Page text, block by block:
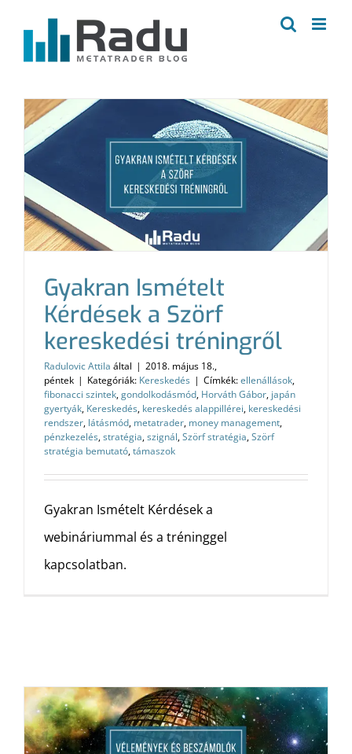
Gyakran Ismételt
Kérdések a Szörf
kereskedési tréningről
Radulovic Attila által | 2018. május 18.,
péntek | Kategóriák: Kereskedés | Címkék:ellenállások,
fibonacci szintek,gondolkodásmód, Horváth Gábor, japán
gyertyák, Kereskedés, kereskedés alappillérei, kereskedési
rendszer, látásmód, metatrader, money management,
pénzkezelés,stratégia,szignál,Szörf stratégia,Szörf
stratégia bemutató,támaszok
Gyakran Ismételt Kérdések a
webináriummal és a tréninggel
kapcsolatban.